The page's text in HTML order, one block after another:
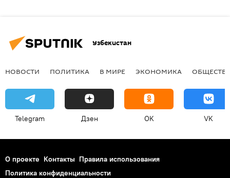
Узбекистан
НОВОСТИ ПОЛИТИКА В МИРЕ ЭКОНОМИКА
Telegram Дзен OK VK
О проекте Контакты Правила использования
Политика конфиденциальности